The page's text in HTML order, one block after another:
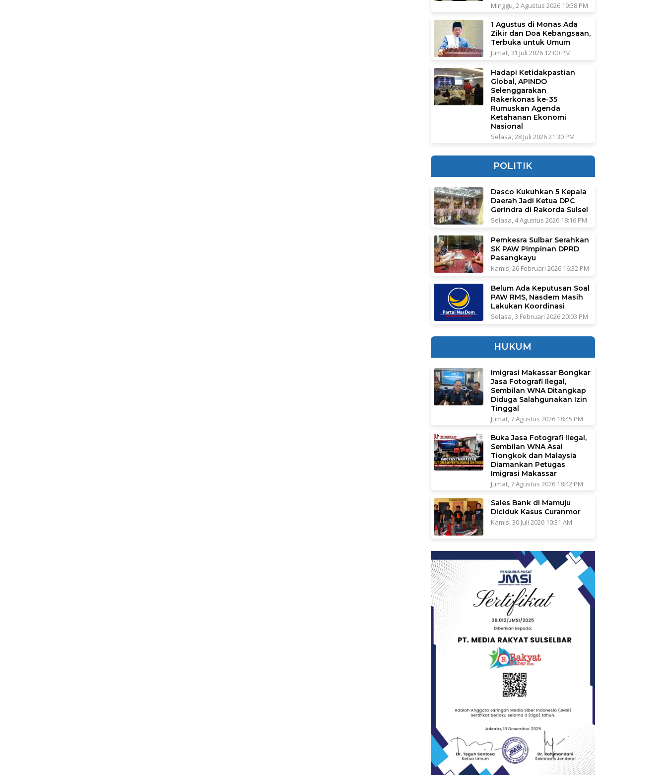
Minggu, 2 Agustus 2026 19:58 PM
1 Agustus di Monas Ada
Zikir dan Doa Kebangsaan,
Terbuka untuk Umum
Jumat, 31 Juli 2026 12:00 PM
Hadapi Ketidakpastian
Global, APINDO
Selenggarakan
Rakerkonas ke-35
Rumuskan Agenda
Ketahanan Ekonomi
Nasional
Selasa, 28 Juli 2026 21:30 PM
POLITIK
Dasco Kukuhkan 5 Kepala
Daerah Jadi Ketua DPC
Gerindra di Rakorda Sulsel
Selasa, 4 Agustus 2026 18:16 PM
Pemkesra Sulbar Serahkan
SK PAW Pimpinan DPRD
Pasangkayu
Kamis, 26 Februari 2026 16:32 PM
Belum Ada Keputusan Soal
PAW RMS, Nasdem Masih
Lakukan Koordinasi
Selasa, 3 Februari 2026 20:03 PM
HUKUM
Imigrasi Makassar Bongkar
Jasa Fotografi Ilegal,
Sembilan WNA Ditangkap
Diduga Salahgunakan Izin
Tinggal
Jumat, 7 Agustus 2026 18:45 PM
Buka Jasa Fotografi Ilegal,
Sembilan WNA Asal
Tiongkok dan Malaysia
Diamankan Petugas
Imigrasi Makassar
Jumat, 7 Agustus 2026 18:42 PM
Sales Bank di Mamuju
Diciduk Kasus Curanmor
Kamis, 30 Juli 2026 10:31 AM